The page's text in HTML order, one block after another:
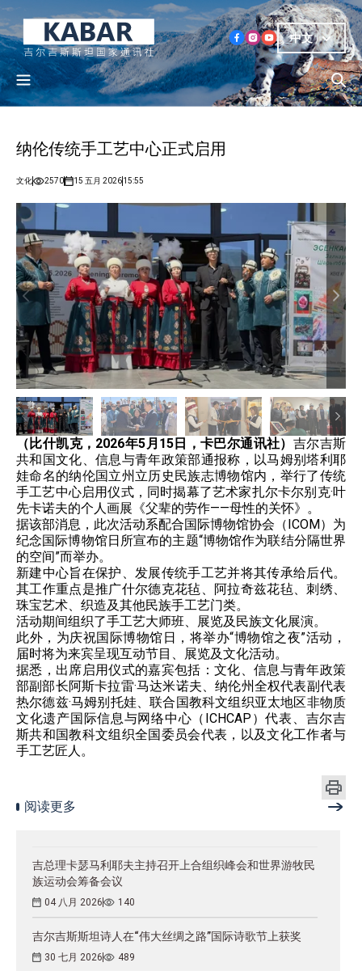
中文
纳伦传统手工艺中心正式启用
文化 2570 15 五月 202615:55
（比什凯克，2026年5月15日，卡巴尔通讯社） 吉尔吉斯
共和国文化、信息与青年政策部通报称，以马姆别塔利耶
娃命名的纳伦国立州立历史民族志博物馆内，举行了传统
手工艺中心启用仪式，同时揭幕了艺术家扎尔卡尔别克·叶
先卡诺夫的个人画展《父辈的劳作——母性的关怀》。
据该部消息，此次活动系配合国际博物馆协会（ICOM）为
纪念国际博物馆日所宣布的主题“博物馆作为联结分隔世界
的空间”而举办。
新建中心旨在保护、发展传统手工艺并将其传承给后代。
其工作重点是推广什尔德克花毡、阿拉奇兹花毡、刺绣、
珠宝艺术、织造及其他民族手工艺门类。
活动期间组织了手工艺大师班、展览及民族文化展演。
此外，为庆祝国际博物馆日，将举办“博物馆之夜”活动，
届时将为来宾呈现互动节目、展览及文化活动。
据悉，出席启用仪式的嘉宾包括：文化、信息与青年政策
部副部长阿斯卡拉雷·马达米诺夫、纳伦州全权代表副代表
热尔德兹·马姆别托娃、联合国教科文组织亚太地区非物质
文化遗产国际信息与网络中心（ICHCAP）代表、吉尔吉
斯共和国教科文组织全国委员会代表，以及文化工作者与
手工艺匠人。
阅读更多
吉总理卡瑟马利耶夫主持召开上合组织峰会和世界游牧民
族运动会筹备会议
04 八月 2026 140
吉尔吉斯斯坦诗人在“伟大丝绸之路”国际诗歌节上获奖
30 七月 2026 489